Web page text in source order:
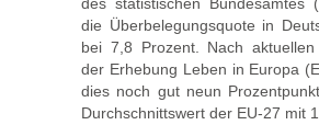
die Überbelegungsquote in
bei 7,8 Prozent. Nach aktuellen
der Erhebung Leben in Europa
dies noch gut neun
Durchschnittswert der EU-27 mit